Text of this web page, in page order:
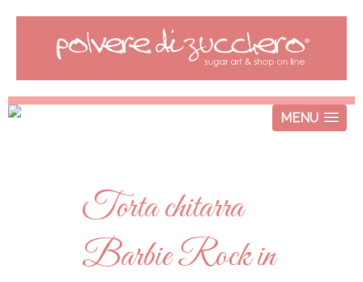
MENU
Torta chitarra
Barbie Rock in